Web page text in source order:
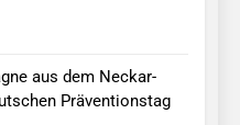
aus dem Neckar-
Präventionstag